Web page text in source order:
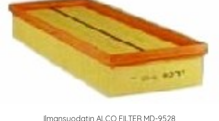
Ilmansuodatin ALCO FILTER MD-9528